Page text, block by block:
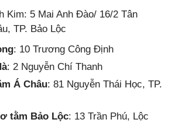
Kim: 5 Mai Anh Đào/ 16/2 Tân
TP. Bảo Lộc
: 10 Trương Công Định
: 2 Nguyễn Chí Thanh
Á Châu: 81 Nguyễn Thái Học, TP.
tằm Bảo Lộc: 13 Trần Phú, Lộc